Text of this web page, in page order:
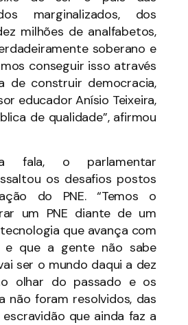
marginalizados, dos
milhões de analfabetos,
soberano e
conseguir isso através
de construir democracia,
educador Anísio Teixeira,
de qualidade”, afirmou
fala, o parlamentar
os desafios postos
do PNE. “Temos o
um PNE diante de um
que avança com
e que a gente não sabe
ser o mundo daqui a dez
olhar do passado e os
não foram resolvidos, das
que ainda faz a